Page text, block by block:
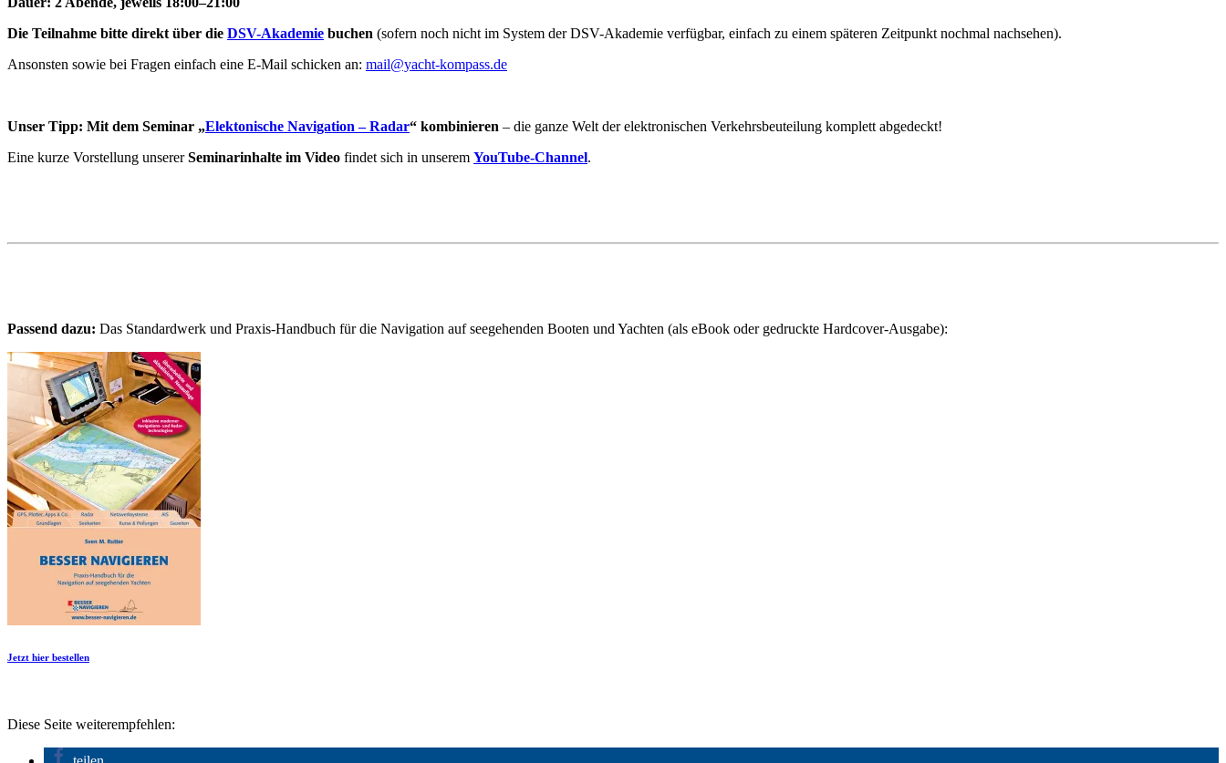
Die Teilnahme bitte direkt über die DSV-Akademie buchen (sofern noch nicht im System der DSV-Akademie verfügbar, einfach zu einem späteren Zeitpunkt nochmal nachsehen).
Ansonsten sowie bei Fragen einfach eine E-Mail schicken an: mail@yacht-kompass.de
Unser Tipp: Mit dem Seminar „Elektonische Navigation – Radar“ kombinieren – die ganze Welt der elektronischen Verkehrsbeuteilung komplett abgedeckt!
Eine kurze Vorstellung unsererSeminarinhalte im Video findet sich in unserem YouTube-Channel.
Passend dazu: Das Standardwerk und Praxis-Handbuch für die Navigation auf seegehenden Booten und Yachten (als eBook oder gedruckte Hardcover-Ausgabe):
Jetzt hier bestellen
Diese Seite weiterempfehlen: